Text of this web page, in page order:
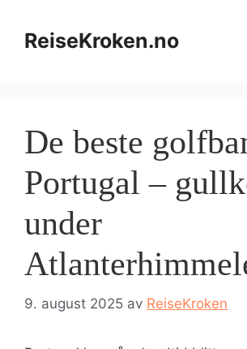
innholdReiseKroken.no
De beste
Portugal –
under
9. august 2025 av ReiseKroken